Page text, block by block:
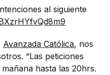
al siguiente
Avanzada Católica, nos
“Las peticiones
hasta las 20hrs.